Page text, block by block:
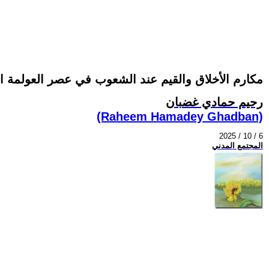
مكارم الأخلاق والقيم عند الشعوب في عصر العولمة
رحيم حمادي غضبان
(Raheem Hamadey Ghadban)
2025 / 10 / 6
المجتمع المدني